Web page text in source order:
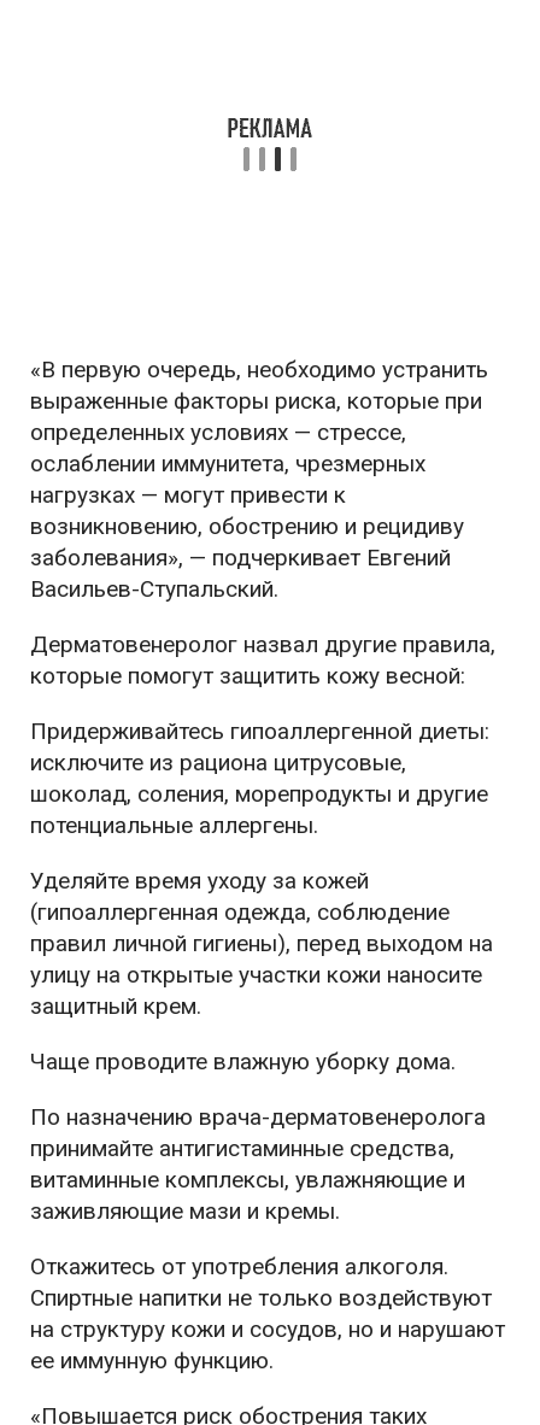
«В первую очередь, необходимо устранить
выраженные факторы риска, которые при
определенных условиях — стрессе,
ослаблении иммунитета, чрезмерных
нагрузках — могут привести к
возникновению, обострению и рецидиву
заболевания», — подчеркивает Евгений
Васильев-Ступальский.
Дерматовенеролог назвал другие правила,
которые помогут защитить кожу весной:
Придерживайтесь гипоаллергенной диеты:
исключите из рациона цитрусовые,
шоколад, соления, морепродукты и другие
потенциальные аллергены.
Уделяйте время уходу за кожей
(гипоаллергенная одежда, соблюдение
правил личной гигиены), перед выходом на
улицу на открытые участки кожи наносите
защитный крем.
Чаще проводите влажную уборку дома.
По назначению врача-дерматовенеролога
принимайте антигистаминные средства,
витаминные комплексы, увлажняющие и
заживляющие мази и кремы.
Откажитесь от употребления алкоголя.
Спиртные напитки не только воздействуют
на структуру кожи и сосудов, но и нарушают
ее иммунную функцию.
«Повышается риск обострения таких